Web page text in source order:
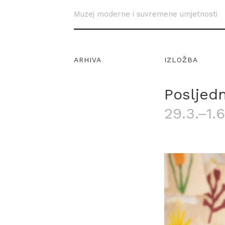
Muzej moderne i suvremene umjetnosti
ARHIVA IZLOŽBA